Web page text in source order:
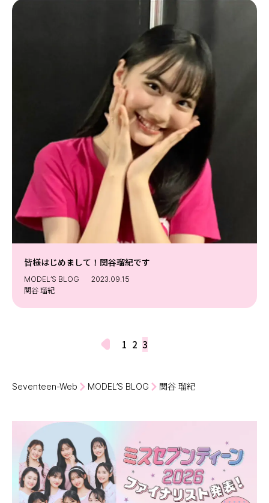
皆様はじめまして！関谷瑠紀です
MODEL’S BLOG
2023.09.15
関谷 瑠紀
1 2 3
Seventeen-Web MODEL’S BLOG 関谷 瑠紀